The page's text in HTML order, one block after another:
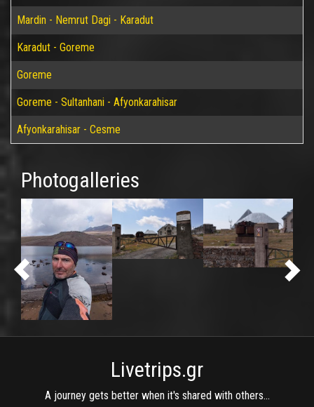
Mardin - Nemrut Dagi - Karadut
Karadut - Goreme
Goreme
Goreme - Sultanhani - Afyonkarahisar
Afyonkarahisar - Cesme
Photogalleries
Livetrips.gr
A journey gets better when it's shared with others...